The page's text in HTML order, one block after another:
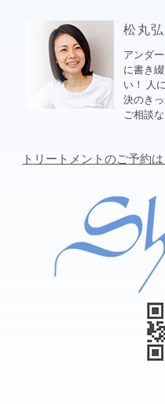
松丸
アンダ
に書き
い！ 人
決のき
ご相談
トリートメントのご予約